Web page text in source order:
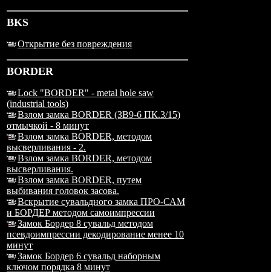
BKS
Открытие без повреждения
BORDER
Lock "BORDER" - metal hole saw
(industrial tools)
Взлом замка BORDER (ЗВ9-6 ПК.3/15)
отмычкой - 8 минут
Взлом замка BORDER, методом
высверливания - 2.
Взлом замка BORDER, методом
высверливания.
Взлом замка BORDER, путем
выбивания головок засова.
Вскрытие сувальдного замка ПРО-САМ
и БОРДЕР методом самоимпрессии
Замок Бордер 8 сувальд методом
псевдоимпрессии декодирование менее 10
минут
Замок Бордер 6 сувальд наборным
ключом порядка 8 минут